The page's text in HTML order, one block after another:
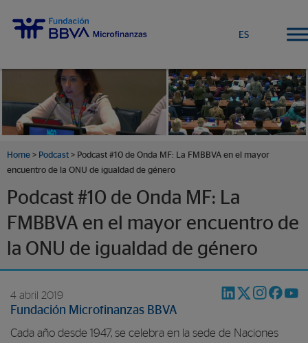
ES
Home > Podcast > Podcast #10 de Onda MF: La FMBBVA en el mayor
encuentro de la ONU de igualdad de género
Podcast #10 de Onda MF: La
FMBBVA en el mayor encuentro de
la ONU de igualdad de género
4 abril 2019
Fundación Microfinanzas BBVA
Cada año desde 1947, se celebra en la sede de Naciones